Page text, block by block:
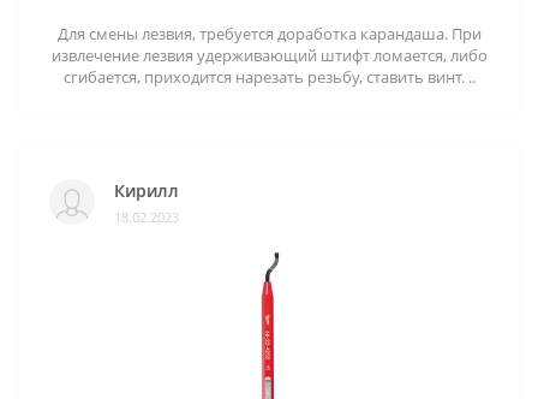
Для смены лезвия, требуется доработка карандаша. При
извлечение лезвия удерживающий штифт ломается, либо
сгибается, приходится нарезать резьбу, ставить винт. ..
Кирилл
18.02.2023